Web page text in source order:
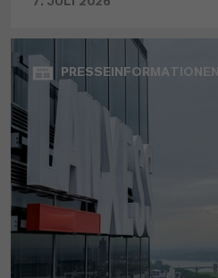
PRESSEINFORMATIONEN